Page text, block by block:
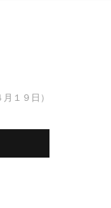
１９日）